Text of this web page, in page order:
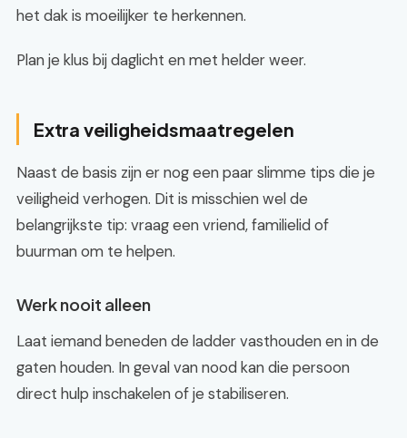
het dak is moeilijker te herkennen.
Plan je klus bij daglicht en met helder weer.
Extra veiligheidsmaatregelen
Naast de basis zijn er nog een paar slimme tips die je
veiligheid verhogen. Dit is misschien wel de
belangrijkste tip: vraag een vriend, familielid of
buurman om te helpen.
Werk nooit alleen
Laat iemand beneden de ladder vasthouden en in de
gaten houden. In geval van nood kan die persoon
direct hulp inschakelen of je stabiliseren.